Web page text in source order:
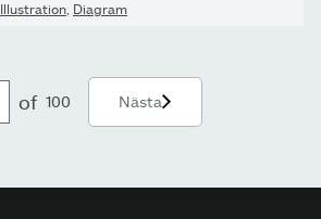
Illustration Diagram
of 100 Nästa